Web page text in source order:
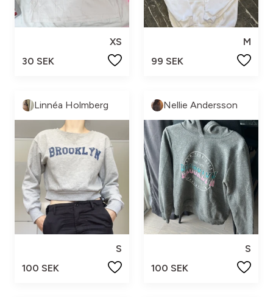
XS
30 SEK
M
99 SEK
Linnéa Holmberg
S
100 SEK
Nellie Andersson
S
100 SEK